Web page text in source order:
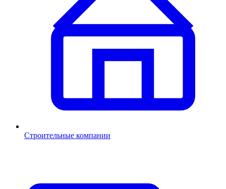
Строительные компании